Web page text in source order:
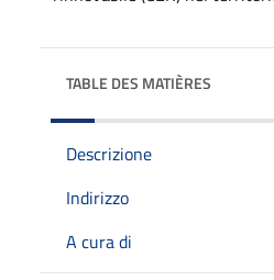
TABLE DES MATIÈRES
Descrizione
Indirizzo
A cura di